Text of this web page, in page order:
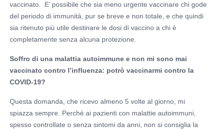
vaccinato. E’ possibile che sia meno urgente vaccinare chi gode
del periodo di immunità, pur se breve e non totale, e che quindi
sia ritenuto più utile destinare le dosi di vaccino a chi è
completamente senza alcuna protezione.
Soffro di una malattia autoimmune e non mi sono mai
vaccinato contro l’influenza: potrò vaccinarmi contro la
COVID-19?
Questa domanda, che ricevo almeno 5 volte al giorno, mi
spiazza sempre. Perché ai pazienti con malattie autoimmuni,
spesso controllate o senza sintomi da anni, non si consiglia la